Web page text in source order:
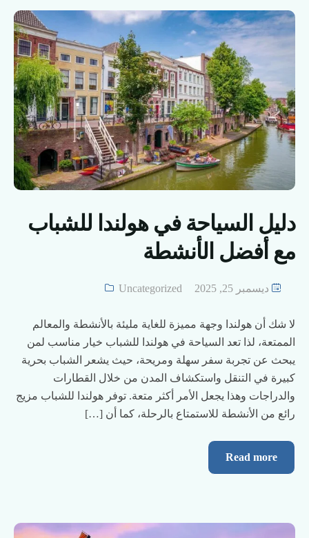
دليل السياحة في هولندا للشباب
مع أفضل الأنشطة
ديسمبر 25, 2025 Uncategorized
لا شك أن هولندا وجهة مميزة للغاية مليئة بالأنشطة والمعالم
الممتعة، لذا تعد السياحة في هولندا للشباب خيار مناسب لمن
يبحث عن تجربة سفر سهلة ومريحة، حيث يشعر الشباب بحرية
كبيرة في التنقل واستكشاف المدن من خلال القطارات
والدراجات وهذا يجعل الأمر أكثر متعة. توفر هولندا للشباب مزيج
رائع من الأنشطة للاستمتاع بالرحلة، كما أن […]
Read more